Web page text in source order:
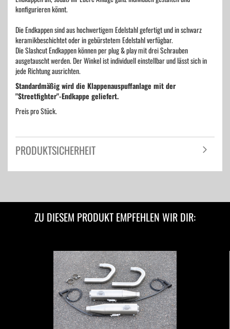
konfigurieren könnt.
Die Endkappen sind aus hochwertigem Edelstahl gefertigt und in schwarz
keramikbeschichtet oder in gebürstetem Edelstahl verfügbar.
Die Slashcut Endkappen können per plug & play mit drei Schrauben
ausgetauscht werden. Der Winkel ist individuell einstellbar und lässt sich in
jede Richtung ausrichten.
Standardmäßig wird die Klappenauspuffanlage mit der
"Streetfighter"-Endkappe geliefert.
Preis pro Stück.
PRODUKTSICHERHEIT
ZU DIESEM PRODUKT EMPFEHLEN WIR DIR: